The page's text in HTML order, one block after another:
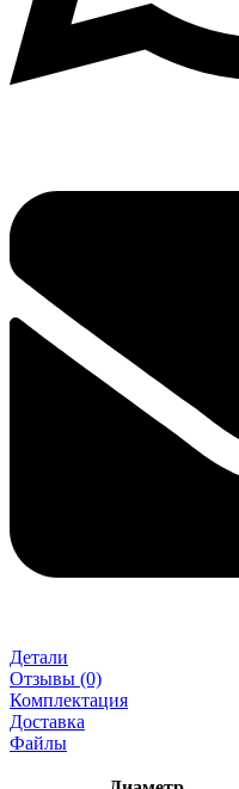
Детали
Отзывы (0)
Комплектация
Доставка
Файлы